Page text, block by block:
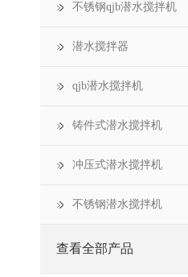
不锈钢qjb潜水搅拌机
潜水搅拌器
qjb潜水搅拌机
铸件式潜水搅拌机
冲压式潜水搅拌机
不锈钢潜水搅拌机
查看全部产品